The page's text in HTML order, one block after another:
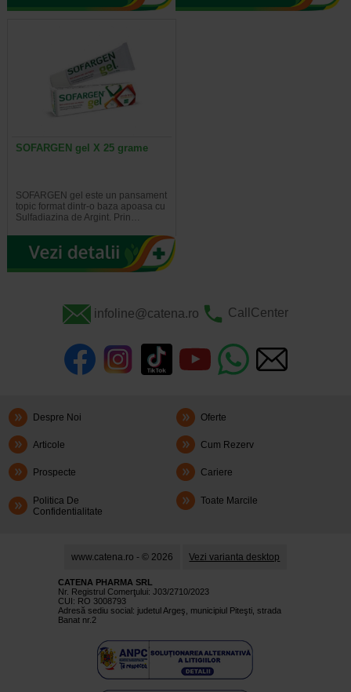
SOFARGEN gel X 25 grame
SOFARGEN gel este un pansament
topic format dintr-o baza apoasa cu
Sulfadiazina de Argint. Prin…
infoline@catena.ro CallCenter
Despre Noi Oferte
Articole Cum Rezerv
Prospecte Cariere
Politica De
Confidentialitate
Toate Marcile
www.catena.ro - © 2026 Vezi varianta desktop
CATENA PHARMA SRL
Nr. Registrul Comerţului: J03/2710/2023
CUI: RO 3008793
Adresă sediu social: judetul Argeş, municipiul Piteşti, strada
Banat nr.2